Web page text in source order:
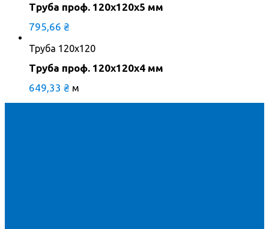
Труба проф. 120х120х5 мм
795,66 ₴
Труба 120х120
Труба проф. 120х120х4 мм
649,33 ₴ м